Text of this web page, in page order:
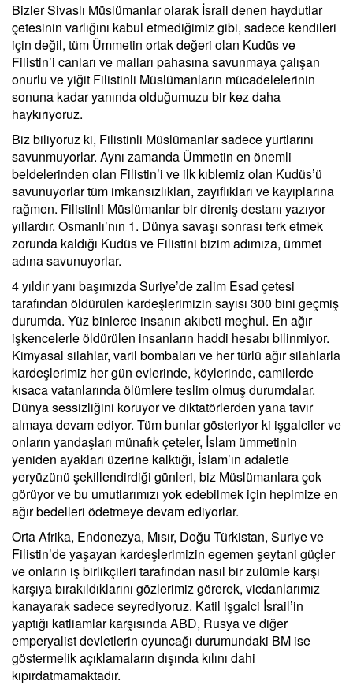
Bizler Sivaslı Müslümanlar olarak İsrail denen haydutlar
çetesinin varlığını kabul etmediğimiz gibi, sadece kendileri
için değil, tüm Ümmetin ortak değeri olan Kudüs ve
Filistin’i canları ve malları pahasına savunmaya çalışan
onurlu ve yiğit Filistinli Müslümanların mücadelelerinin
sonuna kadar yanında olduğumuzu bir kez daha
haykırıyoruz.
Biz biliyoruz ki, Filistinli Müslümanlar sadece yurtlarını
savunmuyorlar. Aynı zamanda Ümmetin en önemli
beldelerinden olan Filistin’i ve ilk kıblemiz olan Kudüs’ü
savunuyorlar tüm imkansızlıkları, zayıflıkları ve kayıplarına
rağmen. Filistinli Müslümanlar bir direniş destanı yazıyor
yıllardır. Osmanlı’nın 1. Dünya savaşı sonrası terk etmek
zorunda kaldığı Kudüs ve Filistini bizim adımıza, ümmet
adına savunuyorlar.
4 yıldır yanı başımızda Suriye’de zalim Esad çetesi
tarafından öldürülen kardeşlerimizin sayısı 300 bini geçmiş
durumda. Yüz binlerce insanın akıbeti meçhul. En ağır
işkencelerle öldürülen insanların haddi hesabı bilinmiyor.
Kimyasal silahlar, varil bombaları ve her türlü ağır silahlarla
kardeşlerimiz her gün evlerinde, köylerinde, camilerde
kısaca vatanlarında ölümlere teslim olmuş durumdalar.
Dünya sessizliğini koruyor ve diktatörlerden yana tavır
almaya devam ediyor. Tüm bunlar gösteriyor ki işgalciler ve
onların yandaşları münafık çeteler, İslam ümmetinin
yeniden ayakları üzerine kalktığı, İslam’ın adaletle
yeryüzünü şekillendirdiği günleri, biz Müslümanlara çok
görüyor ve bu umutlarımızı yok edebilmek için hepimize en
ağır bedelleri ödetmeye devam ediyorlar.
Orta Afrika, Endonezya, Mısır, Doğu Türkistan, Suriye ve
Filistin’de yaşayan kardeşlerimizin egemen şeytani güçler
ve onların iş birlikçileri tarafından nasıl bir zulümle karşı
karşıya bırakıldıklarını gözlerimiz görerek, vicdanlarımız
kanayarak sadece seyrediyoruz. Katil işgalci İsrail’in
yaptığı katliamlar karşısında ABD, Rusya ve diğer
emperyalist devletlerin oyuncağı durumundaki BM ise
göstermelik açıklamaların dışında kılını dahi
kıpırdatmamaktadır.